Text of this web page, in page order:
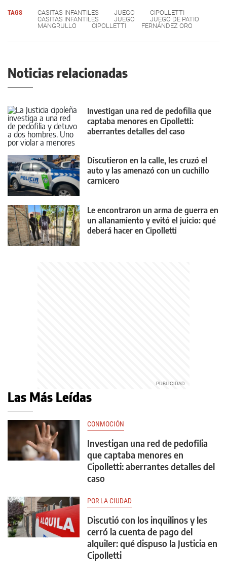
TAGS CASITAS INFANTILES JUEGO
CIPOLLETTI
CASITAS INFANTILES
JUEGO
JUEGO DE PATIO
MANGRULLO
CIPOLLETTI FERNÁNDEZ ORO
Noticias relacionadas
Investigan una red de pedofilia que
captaba menores en Cipolletti:
aberrantes detalles del caso
Discutieron en la calle, les cruzó el
auto y las amenazó con un cuchillo
carnicero
Le encontraron un arma de guerra en
un allanamiento y evitó el juicio: qué
deberá hacer en Cipolletti
Las Más Leídas
CONMOCIÓN
Investigan una red de pedofilia
que captaba menores en
Cipolletti: aberrantes detalles del
caso
POR LA CIUDAD
Discutió con los inquilinos y les
cerró la cuenta de pago del
alquiler: qué dispuso la Justicia en
Cipolletti